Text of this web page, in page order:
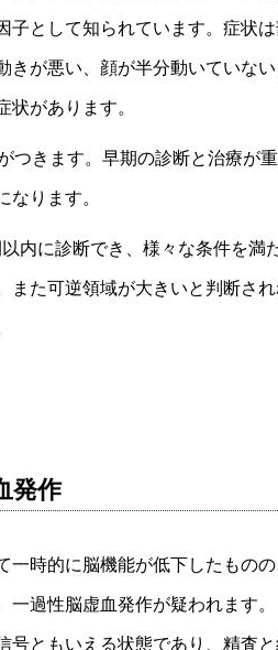
子として知られています。症状
きが悪い、顔が半分動いていな
があります。
つきます。早期の診断と治療が
なります。
内に診断でき、様々な条件を満
また可逆領域が大きいと判断さ
発作
時的に脳機能が低下したもの
一過性脳虚血発作が疑われます
号ともいえる状態であり、精査